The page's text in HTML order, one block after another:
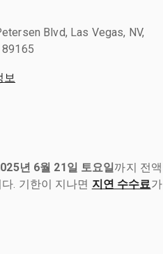
Blvd, Las Vegas, NV,
보
년 6월 21일 토요일까지 전액
. 기한이 지나면 지연 수수료 가